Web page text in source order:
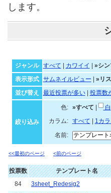
します。
ジャンル すべて カワイイ »シン
表示形式
サムネイルビュー
»リ
並び替え
最近投票が多い| 投票数
絞り込み
色: »すべて 白
カラム:
すべて 1カ
名前:
<<最初のページ <前のページ
投票数 テンプレート名
84
3sheet_Redesig2